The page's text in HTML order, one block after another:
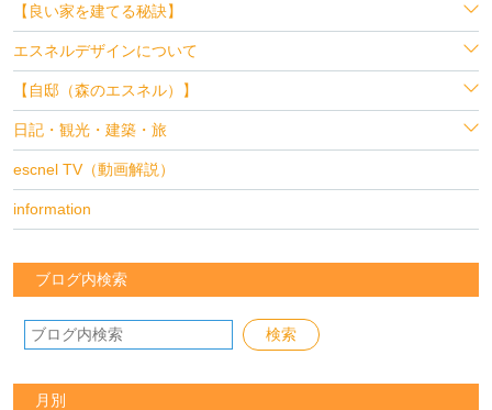
【良い家を建てる秘訣】
エスネルデザインについて
【自邸（森のエスネル）】
日記・観光・建築・旅
escnel TV（動画解説）
information
ブログ内検索
月別